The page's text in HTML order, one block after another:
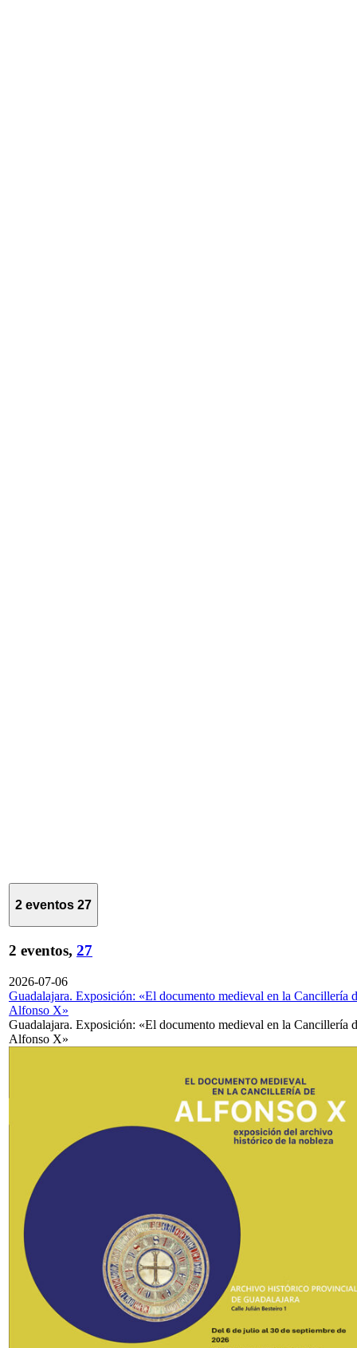
2 eventos 27
2 eventos, 27
2026-07-06
Guadalajara. Exposición: «El documento medieval en la Cancillería
Alfonso X»
Guadalajara. Exposición: «El documento medieval en la Cancillería
Alfonso X»